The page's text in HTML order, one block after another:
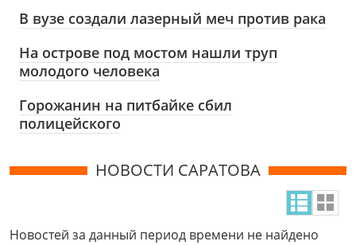
В вузе создали лазерный меч против рака
На острове под мостом нашли труп
молодого человека
Горожанин на питбайке сбил
полицейского
НОВОСТИ САРАТОВА
Новостей за данный период времени не найдено